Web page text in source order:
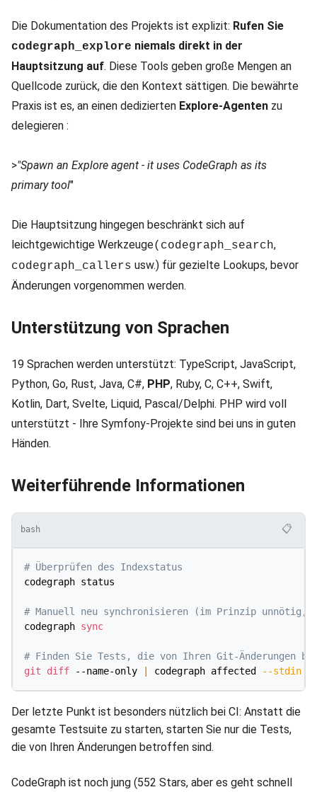
Die Dokumentation des Projekts ist explizit: Rufen Sie
codegraph_explore niemals direkt in der
Hauptsitzung auf. Diese Tools geben große Mengen an
Quellcode zurück, die den Kontext sättigen. Die bewährte
Praxis ist es, an einen dedizierten Explore-Agenten zu
delegieren :
>"Spawn an Explore agent - it uses CodeGraph as its
primary tool"
Die Hauptsitzung hingegen beschränkt sich auf
leichtgewichtige Werkzeuge(codegraph_search,
codegraph_callers usw.) für gezielte Lookups, bevor
Änderungen vorgenommen werden.
Unterstützung von Sprachen
19 Sprachen werden unterstützt: TypeScript, JavaScript,
Python, Go, Rust, Java, C#, PHP, Ruby, C, C++, Swift,
Kotlin, Dart, Svelte, Liquid, Pascal/Delphi. PHP wird voll
unterstützt - Ihre Symfony-Projekte sind bei uns in guten
Händen.
Weiterführende Informationen
bash 📋
# Überprüfen des Indexstatus
codegraph status
# Manuell neu synchronisieren (im Prinzip unnötig,
codegraph sync
# Finden Sie Tests, die von Ihren Git-Änderungen
git
diff --name-only codegraph affected --stdin
Der letzte Punkt ist besonders nützlich bei CI: Anstatt die
gesamte Testsuite zu starten, starten Sie nur die Tests,
die von Ihren Änderungen betroffen sind.
CodeGraph ist noch jung (552 Stars, aber es geht schnell